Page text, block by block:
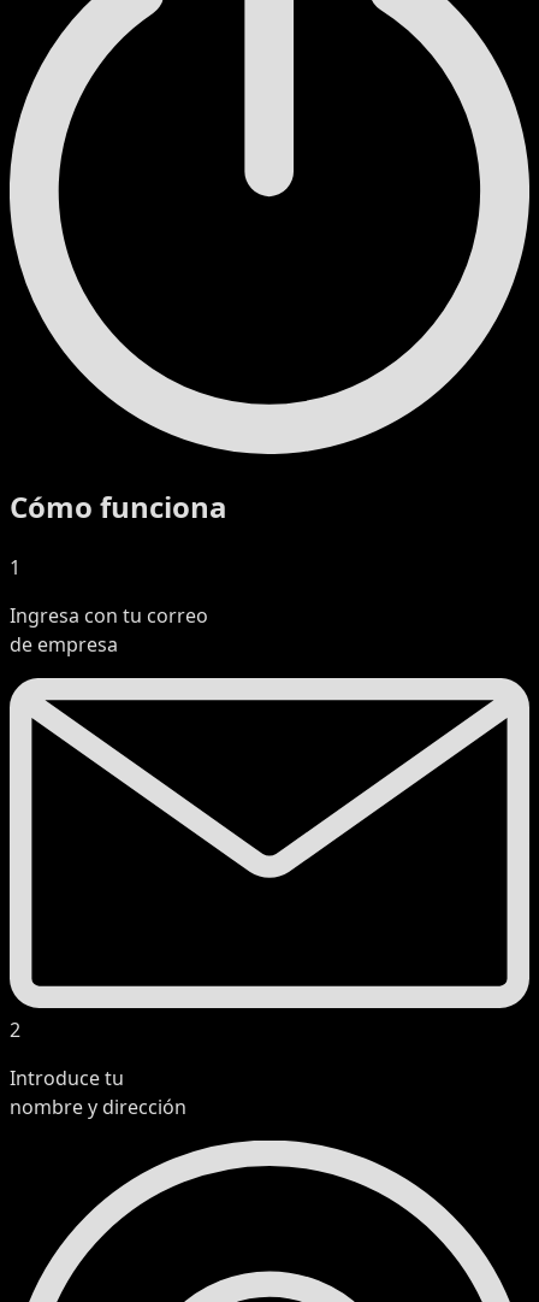
Cómo funciona
1
Ingresa con tu correo
de empresa
2
Introduce tu
nombre y dirección